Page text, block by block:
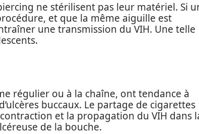
ne stérilisent pas leur matériel. Si
et que la même aiguille est
une transmission du VIH. Une telle
régulier ou à la chaîne, ont tendance à
buccaux. Le partage de cigarettes
et la propagation du VIH dans
de la bouche.